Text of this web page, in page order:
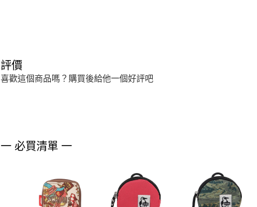
評價
喜歡這個商品嗎？購買後給他一個好評吧
一 必買清單 一